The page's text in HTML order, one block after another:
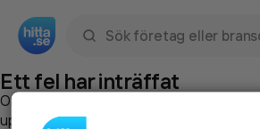
Ett fel har inträffat
Om du vill kan du
uppstod så att vi lättare och snabbare